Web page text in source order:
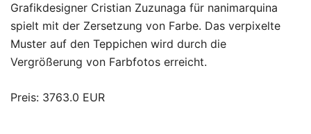
Grafikdesigner Cristian Zuzunaga für nanimarquina
spielt mit der Zersetzung von Farbe. Das verpixelte
Muster auf den Teppichen wird durch die
Vergrößerung von Farbfotos erreicht.
Preis: 3763.0 EUR